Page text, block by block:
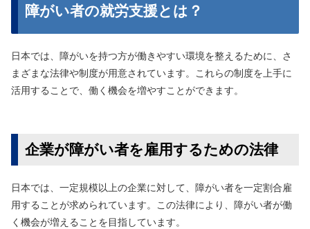
障がい者の就労支援とは？
日本では、障がいを持つ方が働きやすい環境を整えるために、さ
まざまな法律や制度が用意されています。これらの制度を上手に
活用することで、働く機会を増やすことができます。
企業が障がい者を雇用するための法律
日本では、一定規模以上の企業に対して、障がい者を一定割合雇
用することが求められています。この法律により、障がい者が働
く機会が増えることを目指しています。